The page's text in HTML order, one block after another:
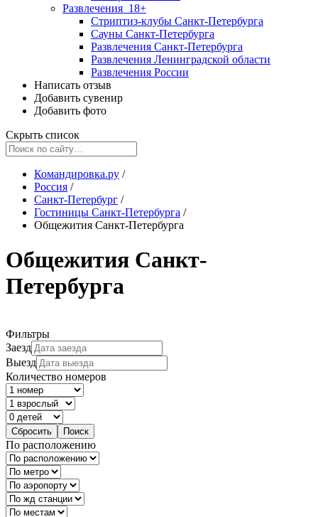
Развлечения 18+
Стриптиз-клубы Санкт-Петербурга
Сауны Санкт-Петербурга
Развлечения Санкт-Петербурга
Развлечения Ленинградской области
Развлечения России
Написать отзыв
Добавить сувенир
Добавить фото
Скрыть список
Командировка.ру /
Россия /
Санкт-Петербург /
Гостиницы Санкт-Петербурга /
Общежития Санкт-Петербурга
Общежития Санкт-
Петербурга
Фильтры
Заезд
Выезд
Количество номеров
По расположению